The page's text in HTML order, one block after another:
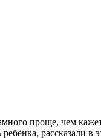
проще, чем
рассказали в